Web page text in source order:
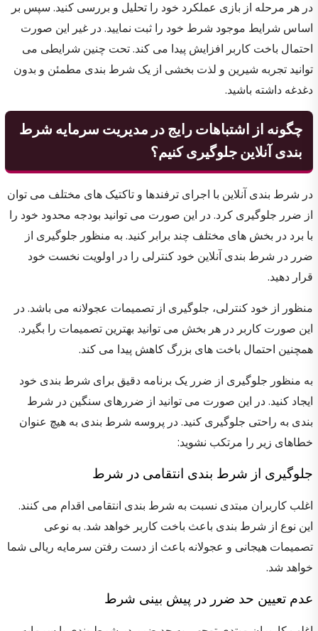
در هر مرحله از بازی عملکرد خود را تحلیل و بررسی کنید. سپس بر
اساس شرایط موجود شرط خود را ثبت نمایید. در غیر این صورت
احتمال باخت کاربر افزایش پیدا می کند. تحت چنین شرایطی می
توانید تجربه شیرین و لذت بخشی از یک شرط بندی مطمئن و بدون
دغدغه داشته باشید.
چگونه از اشتباهات رایج در مدیریت سرمایه شرط
بندی آنلاین جلوگیری کنیم؟
در شرط بندی آنلاین با اجرای ترفندها و تاکتیک های مختلف می توان
از ضرر جلوگیری کرد. در این صورت می توانید بودجه محدود خود را
با برد در بخش های مختلف چند برابر کنید. به منظور جلوگیری از
ضرر در شرط بندی آنلاین خود کنترلی را در اولویت نخست خود
قرار دهید.
منظور از خود کنترلی، جلوگیری از تصمیمات عجولانه می باشد. در
این صورت کاربر در هر بخش می توانید بهترین تصمیمات را بگیرد.
همچنین احتمال باخت های بزرگ کاهش پیدا می کند.
به منظور جلوگیری از ضرر یک برنامه دقیق برای شرط بندی خود
ایجاد کنید. در این صورت می توانید از ضررهای سنگین در شرط
بندی به راحتی جلوگیری کنید. در پروسه شرط بندی به هیچ عنوان
خطاهای زیر را مرتکب نشوید:
جلوگیری از شرط بندی انتقامی در شرط
اغلب کاربران مبتدی نسبت به شرط بندی انتقامی اقدام می کنند.
این نوع از شرط بندی باعث باخت کاربر خواهد شد. به نوعی
تصمیمات هیجانی و عجولانه باعث از دست رفتن سرمایه ریالی شما
خواهد شد.
عدم تعیین حد ضرر در پیش بینی شرط